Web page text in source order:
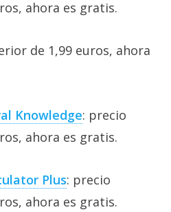
ahora es gratis.
de 1,99 euros, ahora
Knowledge: precio
ahora es gratis.
Plus: precio
ahora es gratis.